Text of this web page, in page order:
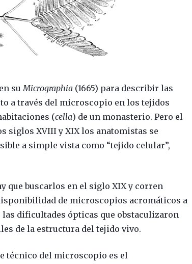
suMicrographia (1665) para describir las
a través del microscopio en los tejidos
(cella) de un monasterio. Pero el
siglos XVIII y XIX los anatomistas se
a simple vista como “tejido celular”,
que buscarlos en el siglo XIX y corren
de microscopios acromáticos a
dificultades ópticas que obstaculizaron
de la estructura del tejido vivo.
técnico del microscopio es el